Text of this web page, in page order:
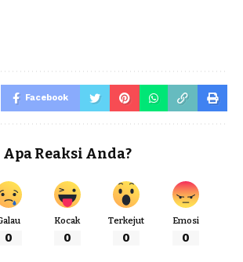
Facebook
Apa Reaksi Anda?
0
Kocak
0
Terkejut
0
Emosi
0